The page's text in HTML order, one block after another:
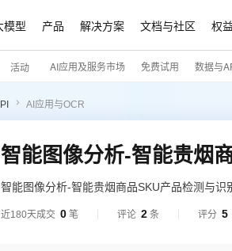
模型 产品 解决方案 文档与社区 权
活动 AI应用及服务市场 免费试用 数据与
AI应用与OCR
智能图像分析-智能贵烟
智能图像分析-智能贵烟商品SKU产品检测与
近180天成交 0 笔 评论 2 条 评分 5